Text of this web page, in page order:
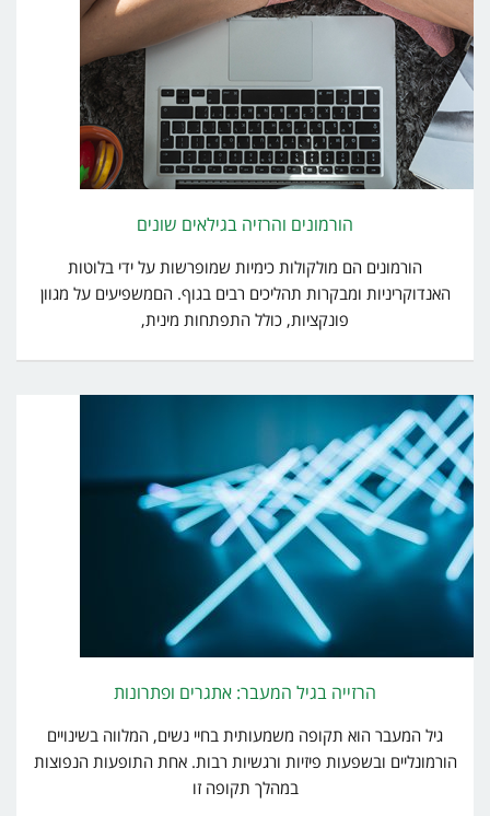
הורמונים והרזיה בגילאים שונים
הורמונים הם מולקולות כימיות שמופרשות על ידי בלוטות
האנדוקריניות ומבקרות תהליכים רבים בגוף. הםמשפיעים על מגוון
פונקציות, כולל התפתחות מינית,
הרזייה בגיל המעבר: אתגרים ופתרונות
גיל המעבר הוא תקופה משמעותית בחיי נשים, המלווה בשינויים
הורמונליים ובשפעות פיזיות ורגשיות רבות. אחת התופעות הנפוצות
במהלך תקופה זו